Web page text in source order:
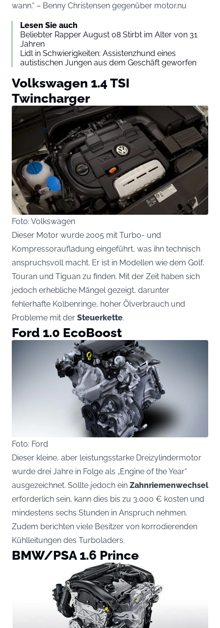
wann.“ – Benny Christensen gegenüber motor.nu
Lesen Sie auch
Beliebter Rapper August 08 Stirbt im Alter von 31
Jahren
Lidl in Schwierigkeiten: Assistenzhund eines
autistischen Jungen aus dem Geschäft geworfen
Volkswagen 1.4 TSI
Twincharger
Foto: Volkswagen
Dieser Motor wurde 2005 mit Turbo- und
Kompressoraufladung eingeführt, was ihn technisch
anspruchsvoll macht. Er ist in Modellen wie dem Golf,
Touran und Tiguan zu finden. Mit der Zeit haben sich
jedoch erhebliche Mängel gezeigt, darunter
fehlerhafte Kolbenringe, hoher Ölverbrauch und
Probleme mit der Steuerkette.
Ford 1.0 EcoBoost
Foto: Ford
Dieser kleine, aber leistungsstarke Dreizylindermotor
wurde drei Jahre in Folge als „Engine of the Year“
ausgezeichnet. Sollte jedoch ein Zahnriemenwechsel
erforderlich sein, kann dies bis zu 3.000 € kosten und
mindestens sechs Stunden in Anspruch nehmen.
Zudem berichten viele Besitzer von korrodierenden
Kühlleitungen des Turboladers.
BMW/PSA 1.6 Prince